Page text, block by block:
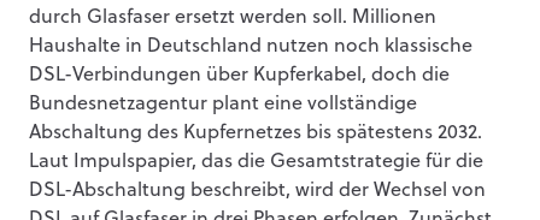
durch Glasfaser ersetzt werden soll. Millionen
Haushalte in Deutschland nutzen noch klassische
DSL-Verbindungen über Kupferkabel, doch die
Bundesnetzagentur plant eine vollständige
Abschaltung des Kupfernetzes bis spätestens 2032.
Laut Impulspapier, das die Gesamtstrategie für die
DSL-Abschaltung beschreibt, wird der Wechsel von